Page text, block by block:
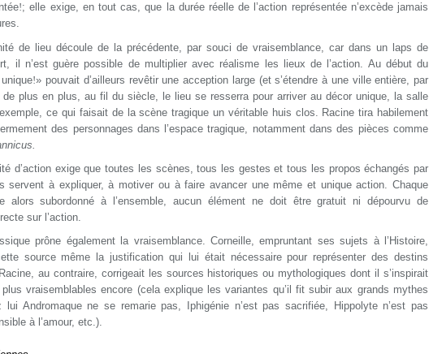
!; elle exige, en tout cas, que la durée réelle de l’action représentée n’excède jamais
de lieu découle de la précédente, par souci de vraisemblance, car dans un laps de
il n’est guère possible de multiplier avec réalisme les lieux de l’action. Au début du
!» pouvait d’ailleurs revêtir une acception large (et s’étendre à une ville entière, par
de plus en plus, au fil du siècle, le lieu se resserra pour arriver au décor unique, la salle
ce qui faisait de la scène tragique un véritable huis clos. Racine tira habilement
des personnages dans l’espace tragique, notamment dans des pièces comme
d’action exige que toutes les scènes, tous les gestes et tous les propos échangés par
servent à expliquer, à motiver ou à faire avancer une même et unique action. Chaque
alors subordonné à l’ensemble, aucun élément ne doit être gratuit ni dépourvu de
sur l’action.
prône également la vraisemblance. Corneille, empruntant ses sujets à l’Histoire,
source même la justification qui lui était nécessaire pour représenter des destins
au contraire, corrigeait les sources historiques ou mythologiques dont il s’inspirait
vraisemblables encore (cela explique les variantes qu’il fit subir aux grands mythes
lui Andromaque ne se remarie pas, Iphigénie n’est pas sacrifiée, Hippolyte n’est pas
à l’amour, etc.).